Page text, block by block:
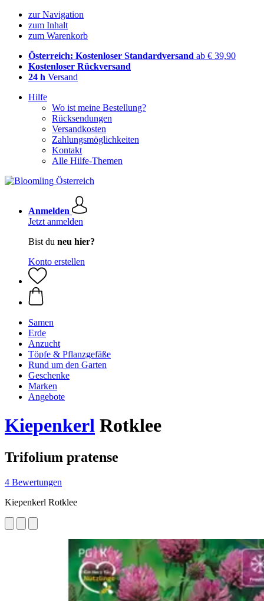
zur Navigation
zum Inhalt
zum Warenkorb
Österreich: Kostenloser Standardversand ab € 39,90
Kostenloser Rückversand
24 h Versand
Hilfe
Wo ist meine Bestellung?
Rücksendungen
Versandkosten
Zahlungsmöglichkeiten
Kontakt
Alle Hilfe-Themen
Anmelden
Jetzt anmelden
Bist du neu hier?
Konto erstellen
Samen
Erde
Anzucht
Töpfe & Pflanzgefäße
Rund um den Garten
Geschenke
Marken
Angebote
Kiepenkerl Rotklee
Trifolium pratense
4 Bewertungen
Kiepenkerl Rotklee